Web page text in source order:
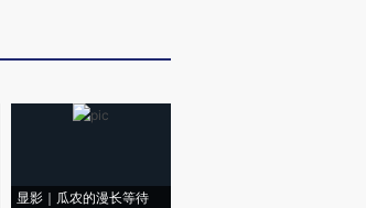
显影｜瓜农的漫长等待